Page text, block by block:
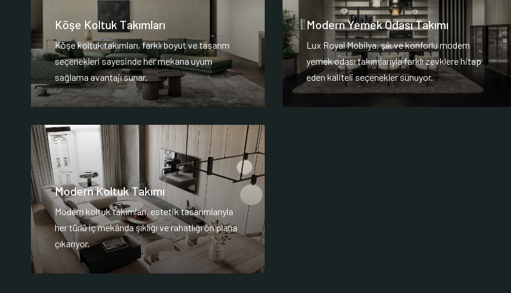
Köşe Koltuk Takımları
Köşe koltuk takımları, farklı boyut ve tasarım
seçenekleri sayesinde her mekana uyum
sağlama avantajı sunar.
Modern Yemek Odası Takımı
Lux Royal Mobilya, şık ve konforlu modern
yemek odası takımlarıyla farklı zevklere hitap
eden kaliteli seçenekler sunuyor.
Modern Koltuk Takımı
Modern koltuk takımları, estetik tasarımlarıyla
her türlü iç mekânda şıklığı ve rahatlığı ön plana
çıkarıyor.